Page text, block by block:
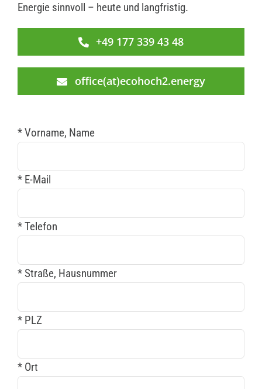
Energie sinnvoll – heute und langfristig.
+49 177 339 43 48
office(at)ecohoch2.energy
* Vorname, Name
* E-Mail
* Telefon
* Straße, Hausnummer
* PLZ
* Ort